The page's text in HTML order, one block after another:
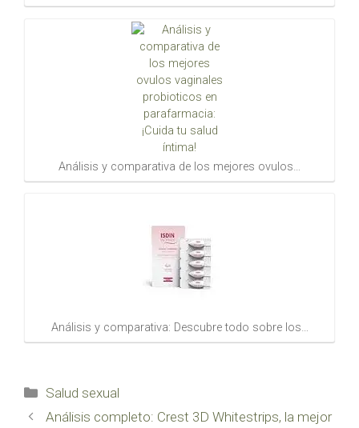
Análisis y comparativa de los mejores ovulos…
Análisis y comparativa: Descubre todo sobre los…
Categorías
Salud sexual
Análisis completo: Crest 3D Whitestrips, la mejor